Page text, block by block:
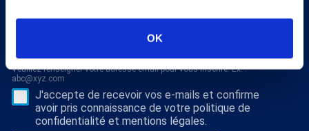
OK
Veuillez renseigner votre adresse email pour vous inscrire. Ex. :
abc@xyz.com
J'accepte de recevoir vos e-mails et confirme
avoir pris connaissance de votre politique de
confidentialité et mentions légales.